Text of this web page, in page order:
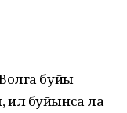
буйы
ил буйынса ла